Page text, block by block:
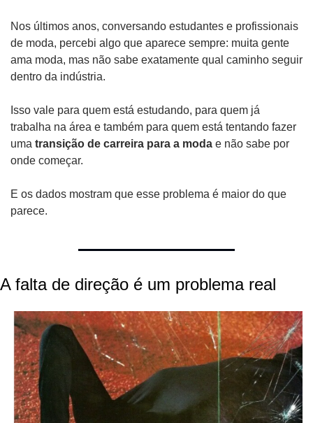
Nos últimos anos, conversando estudantes e profissionais
de moda, percebi algo que aparece sempre: muita gente
ama moda, mas não sabe exatamente qual caminho seguir
dentro da indústria.
Isso vale para quem está estudando, para quem já
trabalha na área e também para quem está tentando fazer
uma transição de carreira para a moda e não sabe por
onde começar.
E os dados mostram que esse problema é maior do que
parece.
A falta de direção é um problema real